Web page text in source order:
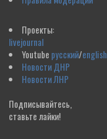
Проекты:
livejournal
Youtube русский/english
Новости ДНР
Новости ЛНР
Подписывайтесь,
ставьте лайки!